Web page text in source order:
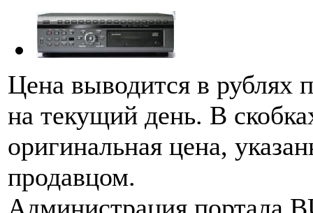
Цена выводится в рублях
на текущий день. В
оригинальная цена,
продавцом.